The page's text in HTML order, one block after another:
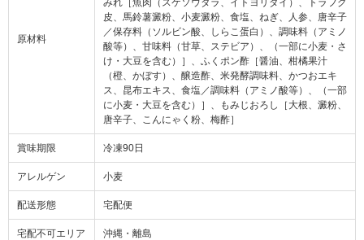
原材料
みれ［魚肉（スケソウダラ、イトヨリダイ）、トラフグ
皮、馬鈴薯澱粉、小麦澱粉、食塩、ねぎ、人参、唐辛子
／保存料（ソルビン酸、しらこ蛋白）、調味料（アミノ
酸等）、甘味料（甘草、ステビア）、（一部に小麦・さ
け・大豆を含む）］、ふくポン酢［醤油、柑橘果汁
（橙、かぼす）、醸造酢、米発酵調味料、かつおエキ
ス、昆布エキス、食塩／調味料（アミノ酸等）、（一部
に小麦・大豆を含む）］、もみじおろし［大根、澱粉、
唐辛子、こんにゃく粉、梅酢］
賞味期限 冷凍90日
アレルゲン 小麦
配送形態 宅配便
宅配不可エリア 沖縄・離島